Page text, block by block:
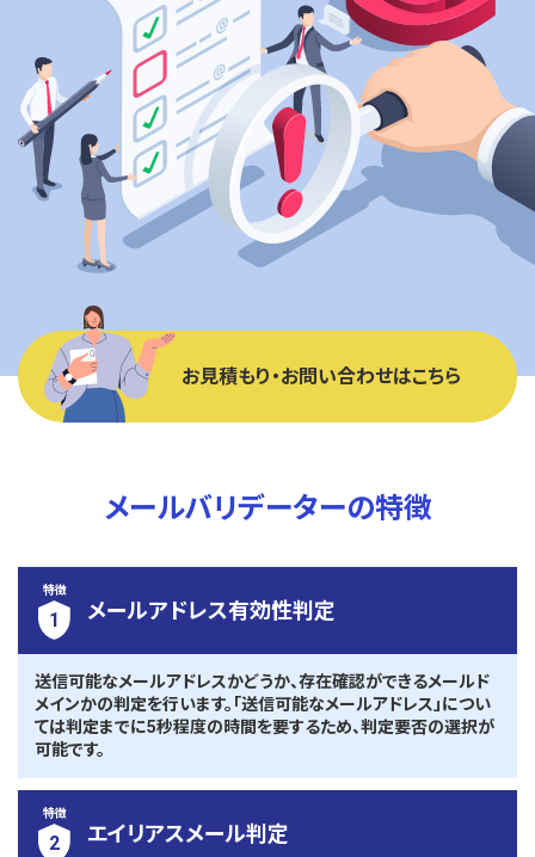
お見積もり・お問い合わせはこちら
メールバリデーターの特徴
特徴
1 メールアドレス有効性判定
送信可能なメールアドレスかどうか、存在確認ができるメールド
メインかの判定を行います。「送信可能なメールアドレス」につい
ては判定までに5秒程度の時間を要するため、判定要否の選択が
可能です。
特徴
2 エイリアスメール判定